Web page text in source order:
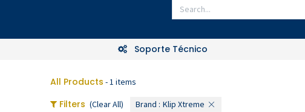
Soporte Técnico
All Products - 1 items
Filters (Clear All) Brand : Klip Xtreme